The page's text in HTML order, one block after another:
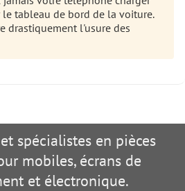
tableau de bord de la voiture.
drastiquement l'usure des
spécialistes en pièces
mobiles, écrans de
et électronique.